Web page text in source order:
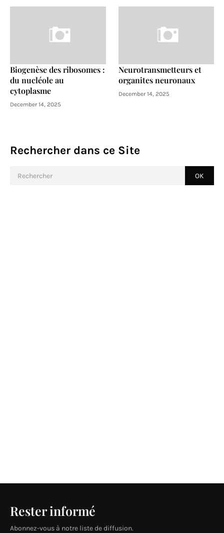
Biogenèse des ribosomes :
du nucléole au
cytoplasme
December 14, 2025
Neurotransmetteurs et
organites neuronaux
December 14, 2025
Rechercher dans ce Site
Rester informé
Abonnez-vous à notre liste de diffusion.